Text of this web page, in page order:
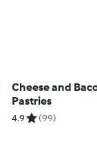
Cheese and
Pastries
4.9 (99)